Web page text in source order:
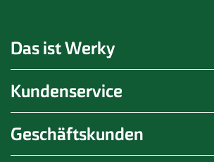
Das ist Werky
Kundenservice
Geschäftskunden